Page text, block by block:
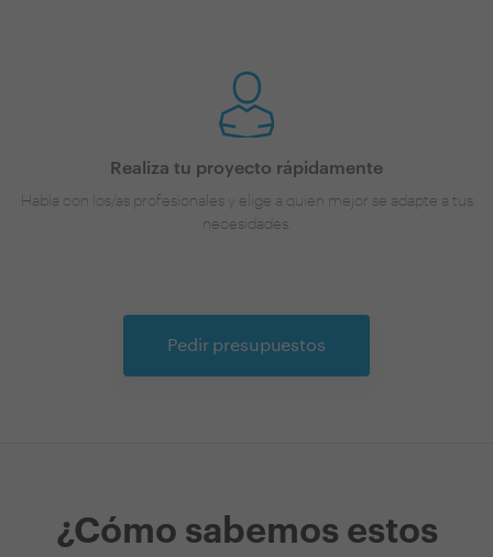
Realiza tu proyecto rápidamente
Habla con los/as profesionales y elige a quien mejor se adapte a tus
necesidades.
Pedir presupuestos
¿Cómo sabemos estos